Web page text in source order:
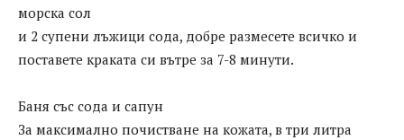
морска сол
и 2 супени лъжици сода, добре размесете всичко и
поставете краката си вътре за 7-8 минути.
Баня със сода и сапун
За максимално почистване на кожата, в три литра